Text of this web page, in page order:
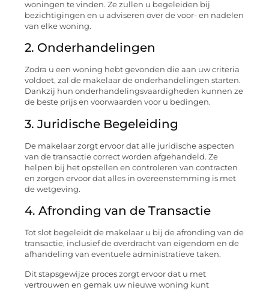
woningen te vinden. Ze zullen u begeleiden bij
bezichtigingen en u adviseren over de voor- en nadelen
van elke woning.
2. Onderhandelingen
Zodra u een woning hebt gevonden die aan uw criteria
voldoet, zal de makelaar de onderhandelingen starten.
Dankzij hun onderhandelingsvaardigheden kunnen ze
de beste prijs en voorwaarden voor u bedingen.
3. Juridische Begeleiding
De makelaar zorgt ervoor dat alle juridische aspecten
van de transactie correct worden afgehandeld. Ze
helpen bij het opstellen en controleren van contracten
en zorgen ervoor dat alles in overeenstemming is met
de wetgeving.
4. Afronding van de Transactie
Tot slot begeleidt de makelaar u bij de afronding van de
transactie, inclusief de overdracht van eigendom en de
afhandeling van eventuele administratieve taken.
Dit stapsgewijze proces zorgt ervoor dat u met
vertrouwen en gemak uw nieuwe woning kunt